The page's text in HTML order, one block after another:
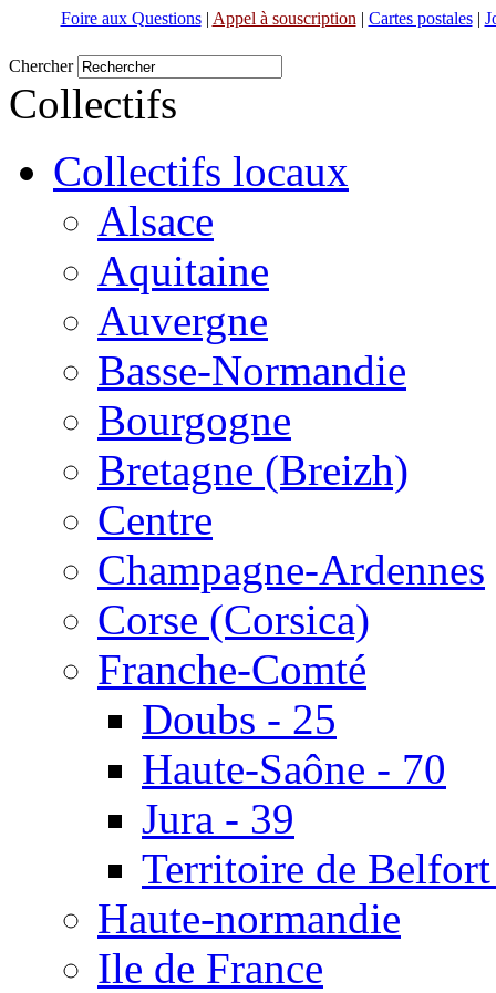
Foire aux Questions| Appel à souscription | Cartes postales|
Chercher
Collectifs
Collectifs locaux
Alsace
Aquitaine
Auvergne
Basse-Normandie
Bourgogne
Bretagne (Breizh)
Centre
Champagne-Ardennes
Corse (Corsica)
Franche-Comté
Doubs - 25
Haute-Saône - 70
Jura - 39
Territoire de
Haute-normandie
Ile de France